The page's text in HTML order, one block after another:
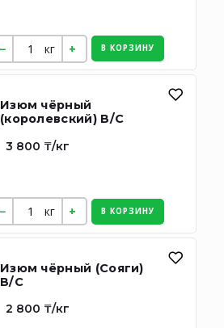
кг В КОРЗИНУ
Изюм чёрный
(королевский) В/C
3 800 ₸/кг
кг В КОРЗИНУ
Изюм чёрный (Сояги)
В/С
2 800 ₸/кг